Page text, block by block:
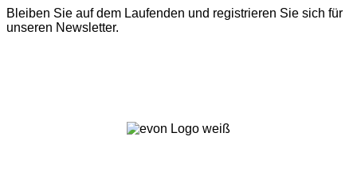
Bleiben Sie auf dem Laufenden und registrieren Sie sich für
unseren Newsletter.